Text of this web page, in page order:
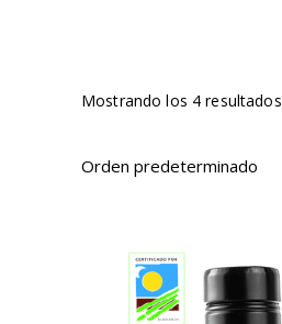
Mostrando los 4 resultados
Orden predeterminado